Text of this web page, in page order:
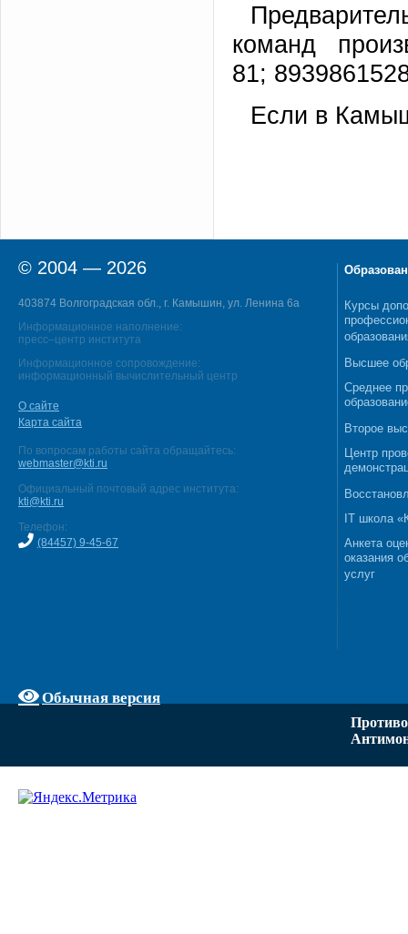
команд
81;
Если в
© 2004 — 2026
403874 Волгоградская обл., г. Камышин, ул. Ленина 6а
Информационное наполнение:
пресс–центр института
Информационное сопровождение:
информационный вычислительный центр
О сайте
Карта сайта
По вопросам работы сайта обращайтесь:
webmaster@kti.ru
Официальный почтовый адрес института:
kti@kti.ru
Телефон:
(84457) 9-45-67
Обычная версия
Курсы
Высшее
Среднее
Второе
Центр
IT школа
Анкета
оказания
услуг